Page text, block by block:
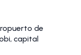
de
capital